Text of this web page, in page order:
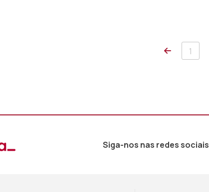
Anterior
1
Siga-nos nas redes sociais